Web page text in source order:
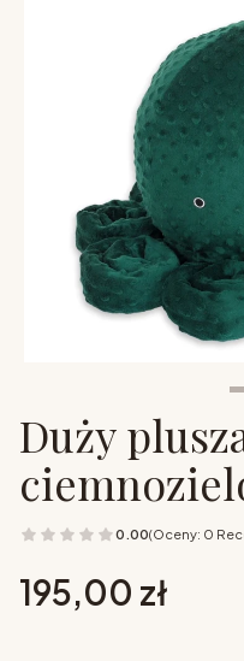
Duży
0.00(Oceny: 0
Cena
195,00 zł